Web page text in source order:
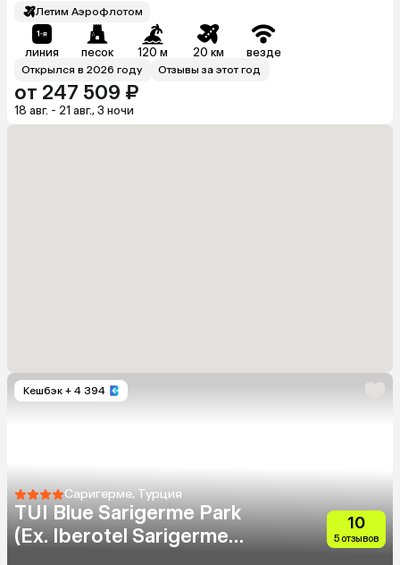
Летим Аэрофлотом
линия песок 120 м 20 км везде
Открылся в 2026 году Отзывы за этот год
от 247 509 ₽
18 авг. - 21 авг., 3 ночи
Кешбэк + 4 394
Саригерме, Турция
TUI Blue Sarigerme Park
(Ex. Iberotel Sarigerme
10
5 отзывов